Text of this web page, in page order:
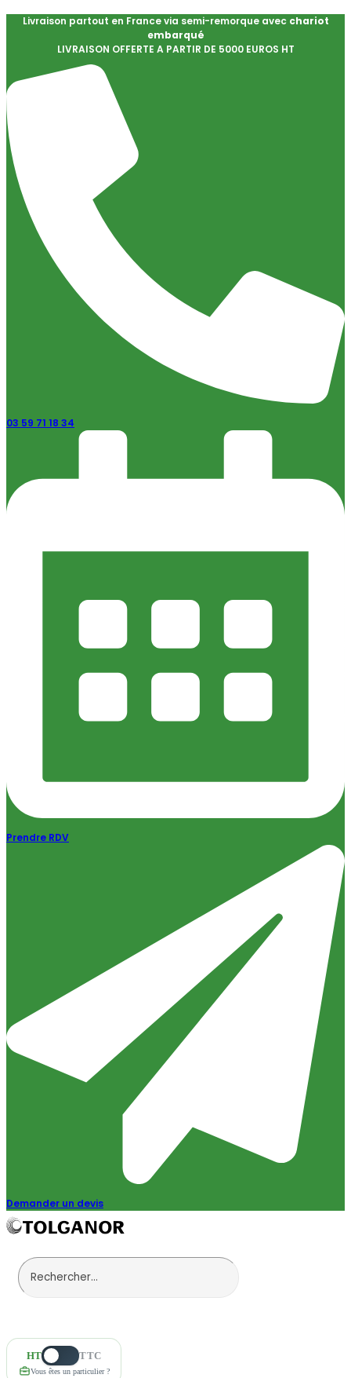
Livraison partout en France via semi-remorque avec chariot
embarqué
LIVRAISON OFFERTE A PARTIR DE 5000 EUROS HT
03 59 71 18 34
Prendre RDV
Demander un devis
HT TTC
Vous êtes un particulier ?